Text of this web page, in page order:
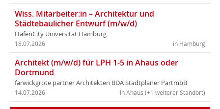
Wiss. Mitarbeiter:in – Architektur und
Städtebaulicher Entwurf (m/w/d)
HafenCity Universität Hamburg
in Hamburg
18.07.2026
Architekt (m/w/d) für LPH 1-5 in Ahaus oder
Dortmund
farwickgrote partner Architekten BDA Stadtplaner PartmbB
in Ahaus (+1 weiterer Standort)
14.07.2026